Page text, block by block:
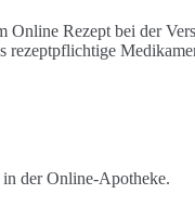
Rezept bei der
rezeptpflichtige
der Online-Apotheke.